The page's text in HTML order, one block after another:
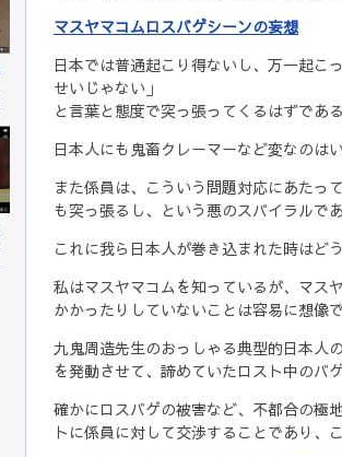
マスヤマコムロスバゲシーンの妄想
日本では普通起こり得ないし、万一起こ
せいじゃない」
と言葉と態度で突っ張ってくるはずであ
日本人にも鬼畜クレーマーなど変なのは
また係員は、こういう問題対応にあたっ
も突っ張るし、という悪のスパイラルであ
これに我ら日本人が巻き込まれた時はど
私はマスヤマコムを知っているが、マス
かかったりしていないことは容易に想像で
九鬼周造先生のおっしゃる典型的日本人
を発動させて、諦めていたロスト中のバ
確かにロスバゲの被害など、不都合の極
トに係員に対して交渉することであり、